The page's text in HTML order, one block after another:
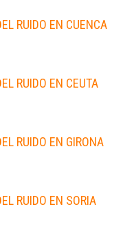
RUIDO EN CUENCA
RUIDO EN CEUTA
RUIDO EN GIRONA
RUIDO EN SORIA